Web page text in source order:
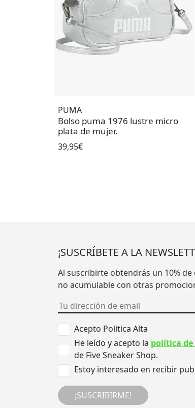
PUMA
Bolso puma 1976 lustre micro
plata de mujer.
39,95€
¡SUSCRÍBETE A LA
Al suscribirte obtendrás un 10% de
no acumulable con otras
Acepto Politica Alta
He leído y acepto la política
de Five Sneaker Shop.
Estoy interesado en recibir
¡SUSCRIBIRME!